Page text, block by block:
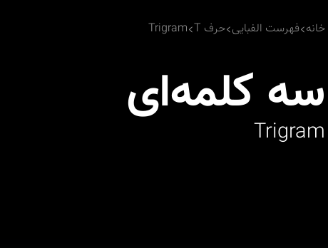
خانه فهرست الفبایی حرف T Trigram
سه کلمه‌ای
Trigram